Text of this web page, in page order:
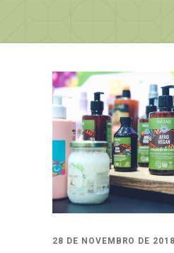
28 DE NOVEMBRO DE 2018